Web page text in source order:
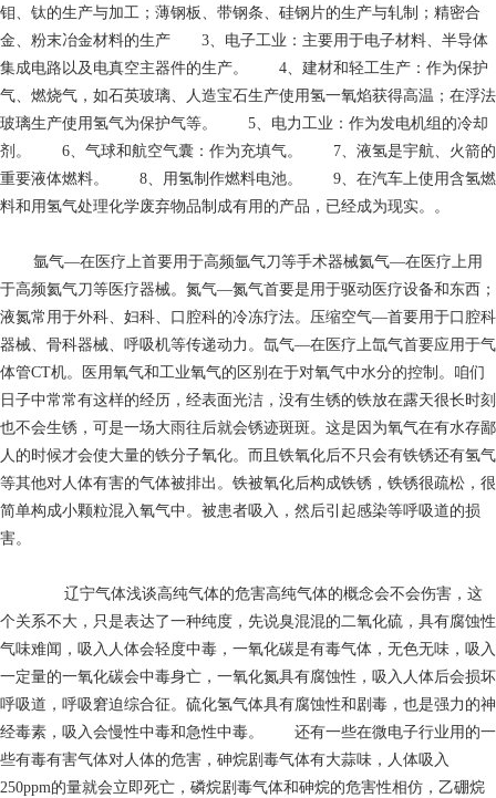
钼、钛的生产与加工；薄钢板、带钢条、硅钢片的生产与轧制；精密合
金、粉末冶金材料的生产 3、电子工业：主要用于电子材料、半导体
集成电路以及电真空主器件的生产。 4、建材和轻工生产：作为保护
气、燃烧气，如石英玻璃、人造宝石生产使用氢一氧焰获得高温；在浮法
玻璃生产使用氢气为保护气等。 5、电力工业：作为发电机组的冷却
剂。 6、气球和航空气囊：作为充填气。 7、液氢是宇航、火箭的
重要液体燃料。 8、用氢制作燃料电池。 9、在汽车上使用含氢燃
料和用氢气处理化学废弃物品制成有用的产品，已经成为现实。。
氩气—在医疗上首要用于高频氩气刀等手术器械氦气—在医疗上用
于高频氦气刀等医疗器械。氮气—氮气首要是用于驱动医疗设备和东西；
液氮常用于外科、妇科、口腔科的冷冻疗法。压缩空气—首要用于口腔科
器械、骨科器械、呼吸机等传递动力。氙气—在医疗上氙气首要应用于气
体管CT机。医用氧气和工业氧气的区别在于对氧气中水分的控制。咱们
日子中常常有这样的经历，经表面光洁，没有生锈的铁放在露天很长时刻
也不会生锈，可是一场大雨往后就会锈迹斑斑。这是因为氧气在有水存鄙
人的时候才会使大量的铁分子氧化。而且铁氧化后不只会有铁锈还有氢气
等其他对人体有害的气体被排出。铁被氧化后构成铁锈，铁锈很疏松，很
简单构成小颗粒混入氧气中。被患者吸入，然后引起感染等呼吸道的损
害。
辽宁气体浅谈高纯气体的危害高纯气体的概念会不会伤害，这
个关系不大，只是表达了一种纯度，先说臭混混的二氧化硫，具有腐蚀性
气味难闻，吸入人体会轻度中毒，一氧化碳是有毒气体，无色无味，吸入
一定量的一氧化碳会中毒身亡，一氧化氮具有腐蚀性，吸入人体后会损坏
呼吸道，呼吸窘迫综合征。硫化氢气体具有腐蚀性和剧毒，也是强力的神
经毒素，吸入会慢性中毒和急性中毒。 还有一些在微电子行业用的一
些有毒有害气体对人体的危害，砷烷剧毒气体有大蒜味，人体吸入
250ppm的量就会立即死亡，磷烷剧毒气体和砷烷的危害性相仿，乙硼烷